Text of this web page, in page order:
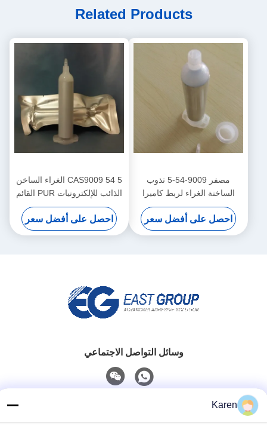
Related Products
مصفر 9009-54-5 تذوب
الساخنة الغراء لربط كاميرا
الهاتف الذكي للإلكترونيات
احصل على أفضل سعر
CAS9009 54 5 الغراء الساخن
الذائب للإلكترونيات PUR القائم
على الساخنه نذوب لاصق أنبوب
30 مل
احصل على أفضل سعر
وسائل التواصل الاجتماعي
Karen